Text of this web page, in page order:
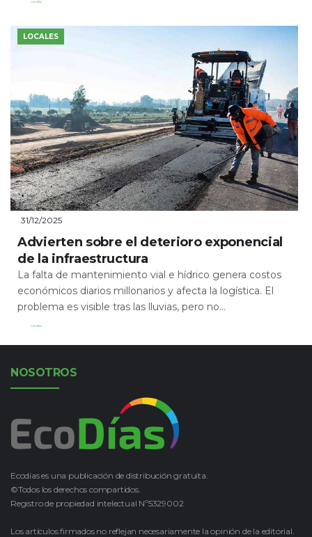
Leer Más
LOCALES
31/12/2025
Advierten sobre el deterioro exponencial
de la infraestructura
La falta de mantenimiento vial e hídrico genera costos
económicos diarios millonarios y afecta la logística. El
problema es visible tras las lluvias, pero no...
Leer Más
NOSOTROS
Ecodías es una publicación de distribución gratuita.
©Todos los derechos compartidos.
Registro de propiedad intelectual Nº5329002
Los artículos firmados no reflejan necesariamente la opinión de la editorial.